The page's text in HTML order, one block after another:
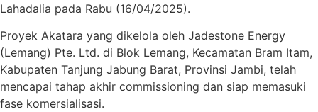
Lahadalia pada Rabu (16/04/2025).
Proyek Akatara yang dikelola oleh Jadestone Energy
(Lemang) Pte. Ltd. di Blok Lemang, Kecamatan Bram Itam,
Kabupaten Tanjung Jabung Barat, Provinsi Jambi, telah
mencapai tahap akhir commissioning dan siap memasuki
fase komersialisasi.​